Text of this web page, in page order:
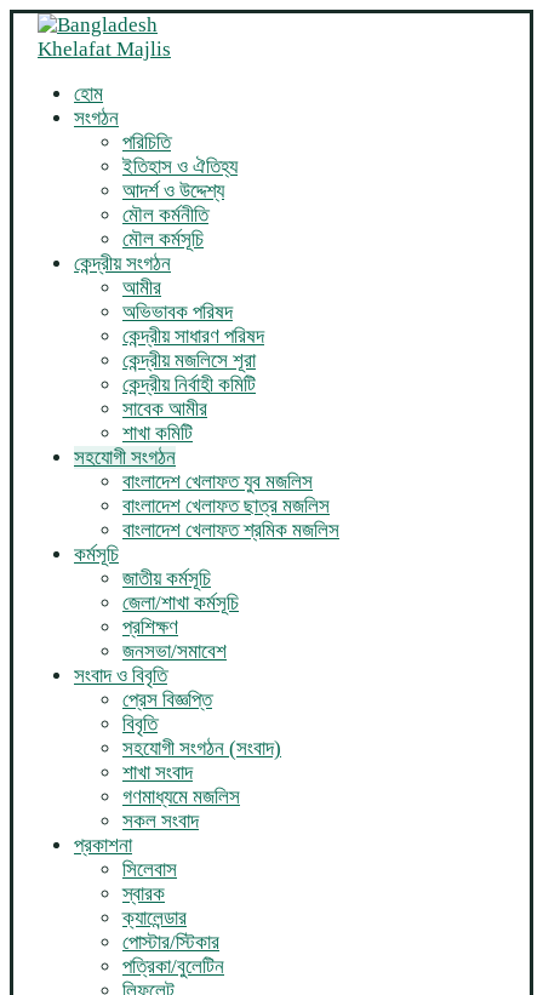
হোম
সংগঠন
পরিচিতি
ইতিহাস ও ঐতিহ্য
আদর্শ ও উদ্দেশ্য
মৌল কর্মনীতি
মৌল কর্মসূচি
কেন্দ্রীয় সংগঠন
আমীর
অভিভাবক পরিষদ
কেন্দ্রীয় সাধারণ পরিষদ
কেন্দ্রীয় মজলিসে শূরা
কেন্দ্রীয় নির্বাহী কমিটি
সাবেক আমীর
শাখা কমিটি
সহযোগী সংগঠন
বাংলাদেশ খেলাফত যুব মজলিস
বাংলাদেশ খেলাফত ছাত্র মজলিস
বাংলাদেশ খেলাফত শ্রমিক মজলিস
কর্মসূচি
জাতীয় কর্মসূচি
জেলা/শাখা কর্মসূচি
প্রশিক্ষণ
জনসভা/সমাবেশ
সংবাদ ও বিবৃতি
প্রেস বিজ্ঞপ্তি
বিবৃতি
সহযোগী সংগঠন (সংবাদ)
শাখা সংবাদ
গণমাধ্যমে মজলিস
সকল সংবাদ
প্রকাশনা
সিলেবাস
স্বারক
ক্যালেন্ডার
পোস্টার/স্টিকার
পত্রিকা/বুলেটিন